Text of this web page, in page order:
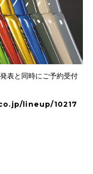
と同時にご予約受付
lineup/10217